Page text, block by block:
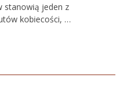
stanowią jeden z
kobiecości, …